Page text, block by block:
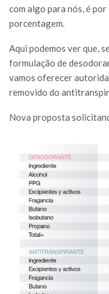
com algo para nós, é
porcentagem.
Aqui podemos ver que,
formulação de
vamos oferecer
removido do
Nova proposta